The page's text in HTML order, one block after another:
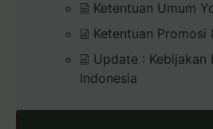
Ketentuan Umum
Ketentuan Promosi
Update : Kebijakan
Indonesia